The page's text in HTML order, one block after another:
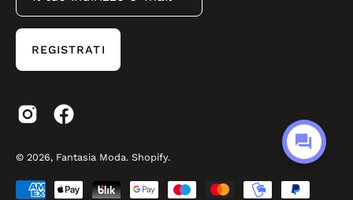
REGISTRATI
© 2026, Fantasia Moda. Shopify.